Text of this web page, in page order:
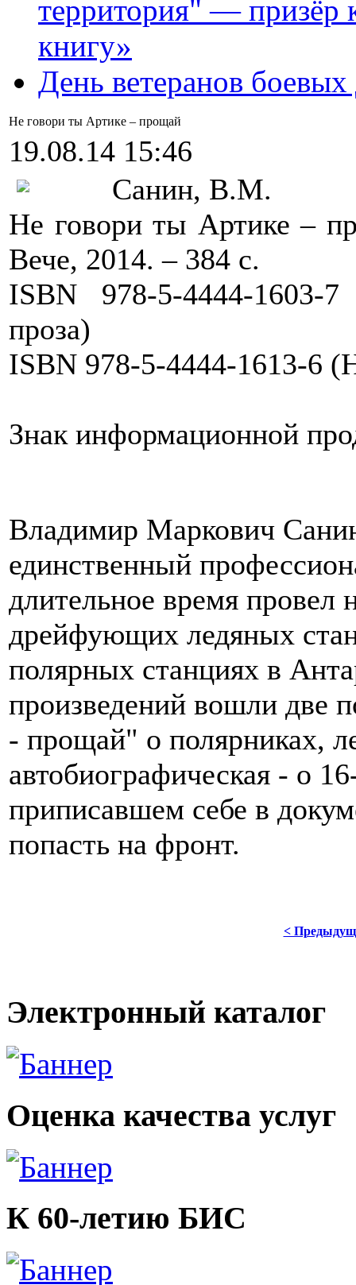
территория" — призёр
книгу»
День ветеранов
Не говори ты Артике – прощай
19.08.14 15:46
Санин, В.М.
Не говори ты Артике –
Вече, 2014. – 384 с.
ISBN 978-5-4444-
проза)
ISBN 978-5-4444-1613-6
Знак информационной
Владимир Маркович
единственный
длительное время
дрейфующих ледяных
полярных станциях в
произведений вошли две
- прощай" о полярниках,
автобиографическая - о
приписавшем себе в
попасть на фронт.
<
Электронный каталог
Оценка качества услуг
К 60-летию БИС